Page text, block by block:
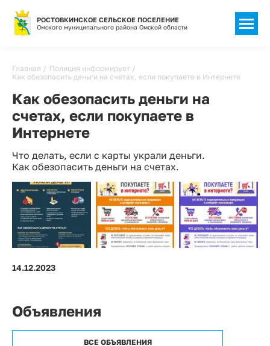
РОСТОВКИНСКОЕ СЕЛЬСКОЕ ПОСЕЛЕНИЕ
Омского муниципального района Омской области
Строка
навигации
Главная
Полиция информирует
Как обезопасить деньги на счетах, если покупаете в Интернете
Как обезопасить деньги на
счетах, если покупаете в
Интернете
Что делать, если с карты украли деньги.
Как обезопасить деньги на счетах.
14.12.2023
Объявления
ВСЕ ОБЪЯВЛЕНИЯ